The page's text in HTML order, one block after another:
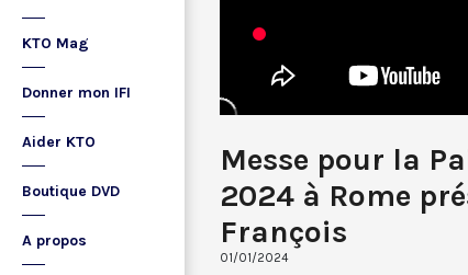
KTO Mag
Donner mon IFI
Aider KTO
Boutique DVD
A propos
Messe pour la
2024 à Rome
François
01/01/2024